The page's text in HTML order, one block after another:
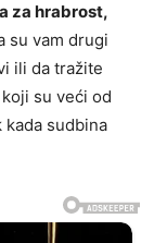
za hrabrost,
su vam drugi
ili da tražite
su veći od
kada sudbina